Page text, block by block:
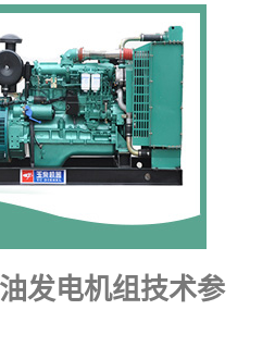
发电机组技术参